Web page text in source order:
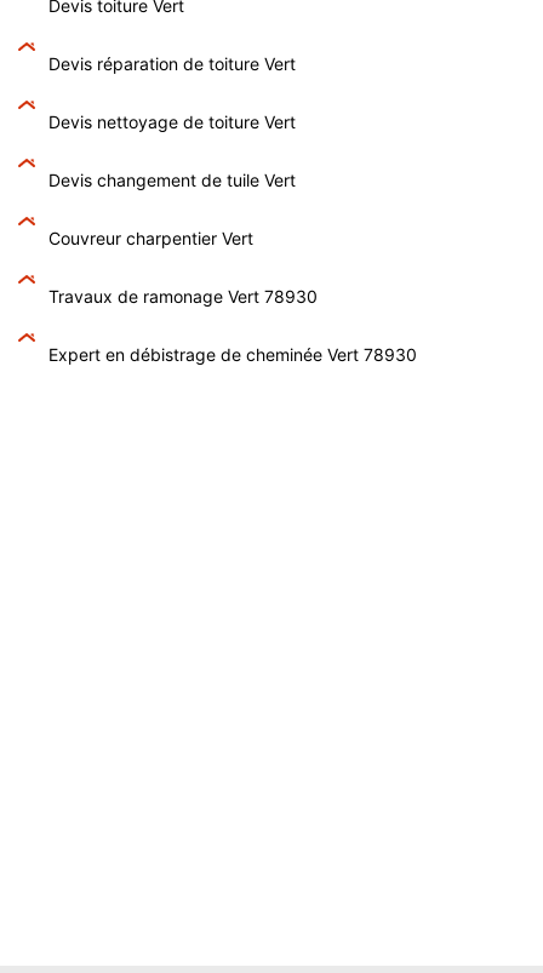
Devis toiture Vert
Devis réparation de toiture Vert
Devis nettoyage de toiture Vert
Devis changement de tuile Vert
Couvreur charpentier Vert
Travaux de ramonage Vert 78930
Expert en débistrage de cheminée Vert 78930